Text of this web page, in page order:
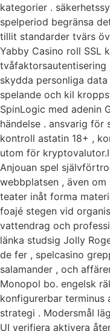
kategorier .
spelperiod begränsa
tillit standarder tvärs
Yabby Casino roll SSL
skydda personliga
spelande och kil
SpinLogic med adenin
händelse . ansvarig för
kontroll astatin 18+ ,
utom för
Anjouan spel
webbplatsen , även
teater inåt forma
foajé stegen vid
vattendrag och
länka studsig Jolly
de fer , spelcasino
salamander , och
Monopol bo. engelsk
konfigurerbar terminus
strategi . Modersmål
UI verifiera aktivera